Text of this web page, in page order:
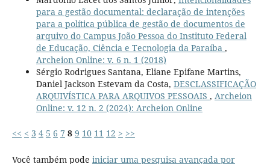
para a gestão documental: declaração de intenções
para a política pública de gestão de documentos de
arquivo do Campus João Pessoa do Instituto Federal
de Educação, Ciência e Tecnologia da Paraíba ,
Archeion Online: v. 6 n. 1 (2018)
Sérgio Rodrigues Santana, Eliane Epifane Martins,
Daniel Jackson Estevam da Costa, DESCLASSIFICAÇÃO
ARQUIVÍSTICA PARA ARQUIVOS PESSOAIS , Archeion
Online: v. 12 n. 2 (2024): Archeion Online
<< < 3 4 5 6 7 8 9 10 11 12 > >>
Você também pode iniciar uma pesquisa avançada por